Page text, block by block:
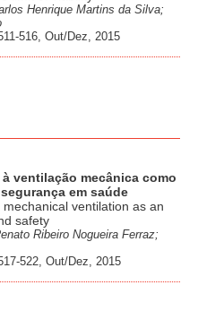
Henrique Martins da Silva;
516, Out/Dez, 2015
ventilação mecânica como
em saúde
ventilation as an
safety
Ribeiro Nogueira Ferraz;
522, Out/Dez, 2015